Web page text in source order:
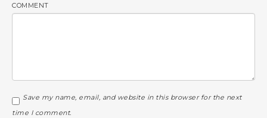
COMMENT
Save my name, email, and website in this browser for the next
time I comment.